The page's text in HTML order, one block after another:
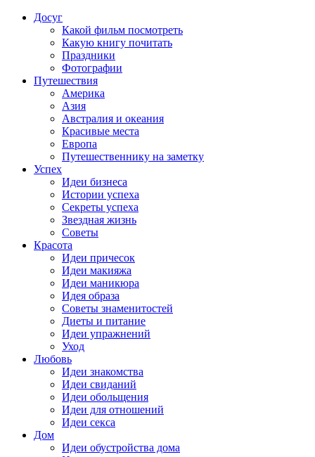
Досуг
Какой фильм посмотреть
Какую книгу почитать
Праздники
Фотографии
Путешествия
Америка
Азия
Австралия и океания
Красивые места
Европа
Путешественнику на заметку
Успех
Идеи бизнеса
Истории успеха
Секреты успеха
Звездная жизнь
Советы
Красота
Идеи причесок
Идеи макияжа
Идеи маникюра
Идея образа
Советы знаменитостей
Диеты и питание
Идеи упражнений
Уход
Любовь
Идеи знакомства
Идеи свиданий
Идеи обольщения
Идеи для отношений
Идеи секса
Дом
Идеи обустройства дома